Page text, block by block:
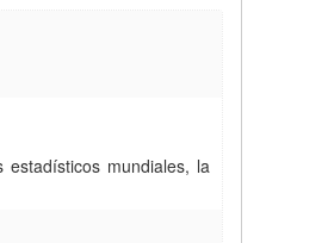
mundiales, la